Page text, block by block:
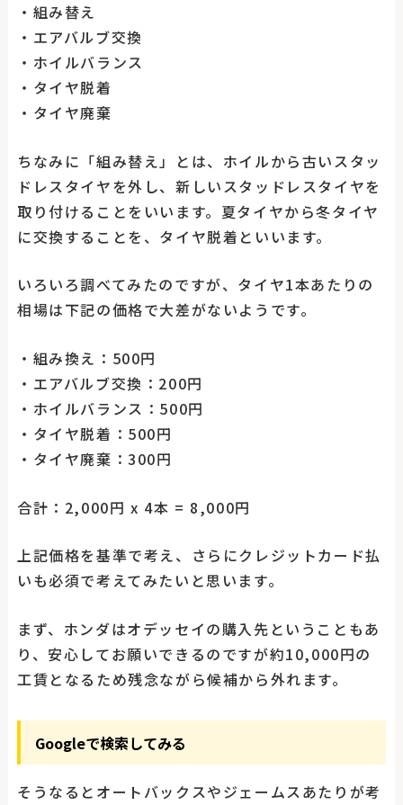
・組み替え
・エアバルブ交換
・ホイルバランス
・タイヤ脱着
・タイヤ廃棄
ちなみに「組み替え」とは、ホイルから古いスタッ
ドレスタイヤを外し、新しいスタッドレスタイヤを
取り付けることをいいます。夏タイヤから冬タイヤ
に交換することを、タイヤ脱着といいます。
いろいろ調べてみたのですが、タイヤ1本あたりの
相場は下記の価格で大差がないようです。
・組み換え：500円
・エアバルブ交換：200円
・ホイルバランス：500円
・タイヤ脱着：500円
・タイヤ廃棄：300円
合計：2,000円 x 4本 = 8,000円
上記価格を基準で考え、さらにクレジットカード払
いも必須で考えてみたいと思います。
まず、ホンダはオデッセイの購入先ということもあ
り、安心してお願いできるのですが約10,000円の
工賃となるため残念ながら候補から外れます。
Googleで検索してみる
そうなるとオートバックスやジェームスあたりが考